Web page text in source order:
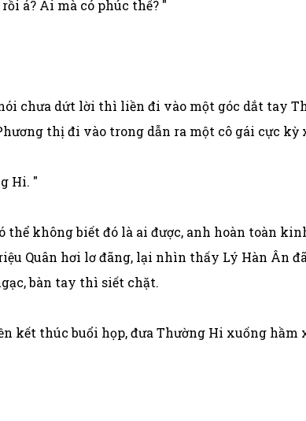
á? Ai mà có phúc thế? "
chưa dứt lời thì liền đi vào một góc dắt tay
thị đi vào trong dẫn ra một cô gái cực kỳ
Hi. "
không biết đó là ai được, anh hoàn toàn
Quân hơi lơ đãng, lại nhìn thấy Lý Hàn Ân
bàn tay thì siết chặt.
kết thúc buổi họp, đưa Thường Hi xuống hầm